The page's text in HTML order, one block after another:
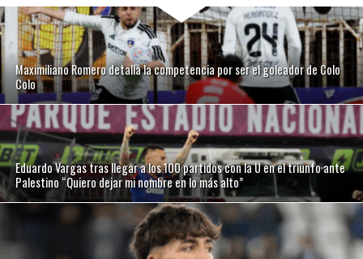
Maximiliano Romero detalla la competencia por ser el goleador de Colo
Colo
Eduardo Vargas tras llegar a los 100 partidos con la U en el triunfo ante
Palestino “Quiero dejar mi nombre en lo más alto”